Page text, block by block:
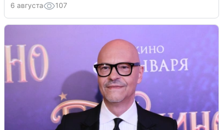
6 августа 107